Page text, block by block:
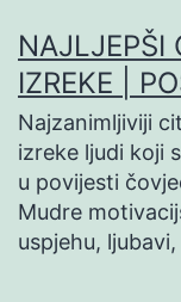
na
sadržaj
NAJLJEPŠI
IZREKE |
Najzanimljiviji
izreke ljudi koji
u povijesti
Mudre
uspjehu,